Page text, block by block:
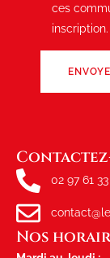
ces
inscription.
02 97 61
Nos